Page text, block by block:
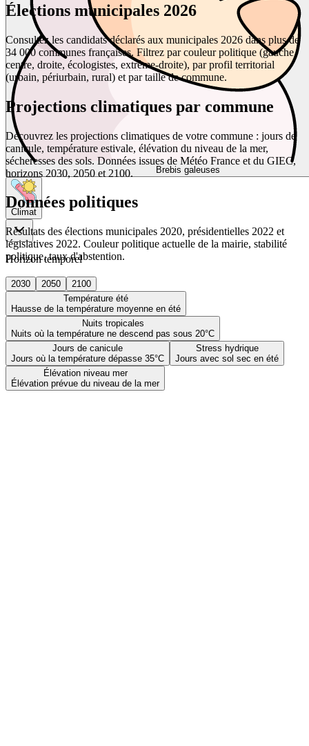
Brebis galeuses
Climat
Horizon temporel
2030 2050
2100
Température été
Hausse de la température moyenne en été
Nuits tropicales
Nuits où la température ne descend pas sous 20°C
Jours de canicule
Jours où la température dépasse 35°C
Stress hydrique
Jours avec sol sec en été
Élévation niveau mer
Élévation prévue du niveau de la mer
Élections municipales 2026
Consultez les candidats déclarés aux municipales 2026 dans plus de
34 000 communes françaises. Filtrez par couleur politique (gauche,
centre, droite, écologistes, extrême-droite), par profil territorial
(urbain, périurbain, rural) et par taille de commune.
Projections climatiques par commune
Découvrez les projections climatiques de votre commune : jours de
canicule, température estivale, élévation du niveau de la mer,
sécheresses des sols. Données issues de Météo France et du GIEC,
horizons 2030, 2050 et 2100.
Données politiques
Résultats des élections municipales 2020, présidentielles 2022 et
législatives 2022. Couleur politique actuelle de la mairie, stabilité
politique, taux d'abstention.